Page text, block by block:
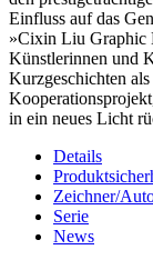
Einfluss auf das
»Cixin Liu Graphic
Künstlerinnen und
Kurzgeschichten
in ein neues Licht
Details
Zeichner/
Serie
News